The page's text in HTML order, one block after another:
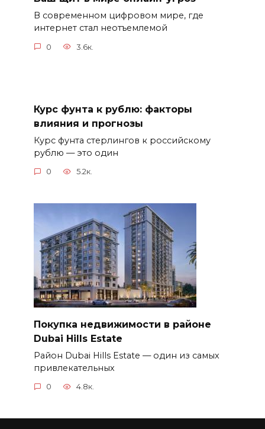
В современном цифровом мире, где
интернет стал неотъемлемой
0 3.6к.
Курс фунта к рублю: факторы
влияния и прогнозы
Курс фунта стерлингов к российскому
рублю — это один
0 5.2к.
Покупка недвижимости в районе
Dubai Hills Estate
Район Dubai Hills Estate — один из самых
привлекательных
0 4.8к.